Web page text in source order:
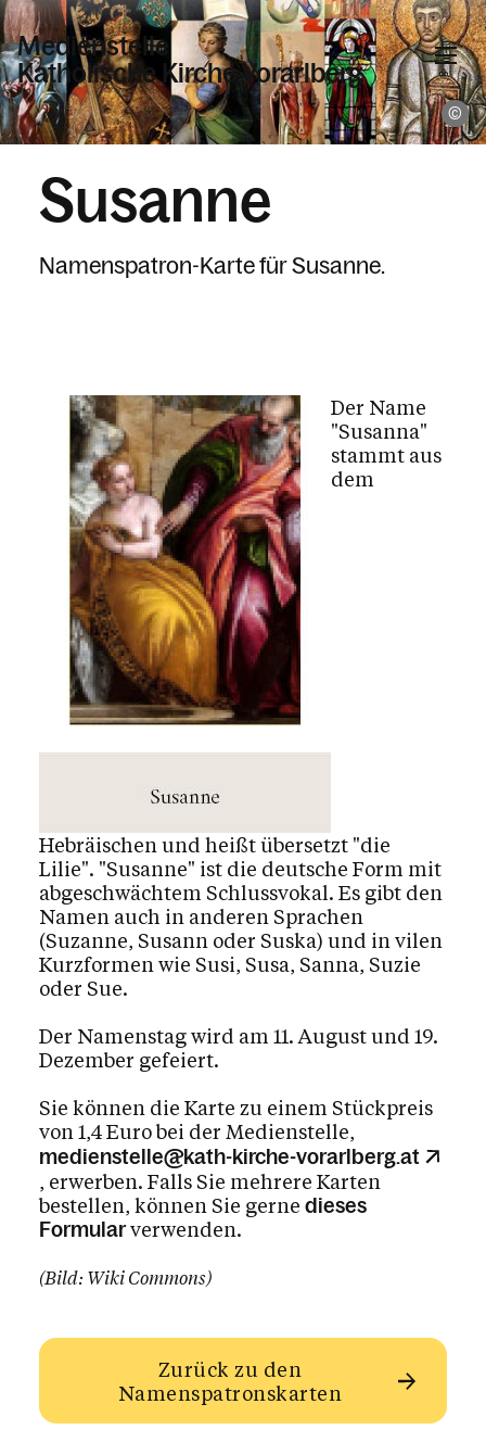
Medienstelle
Katholische Kirche Vorarlberg
Informationen
Wer wir sind
Zeitschriften
Mediensuche
Kalender
Personen
Susanne
Namenspatron-Karte für Susanne.
Der Name
"Susanna"
stammt aus
dem
Hebräischen und heißt übersetzt "die
Lilie". "Susanne" ist die deutsche Form mit
abgeschwächtem Schlussvokal. Es gibt den
Namen auch in anderen Sprachen
(Suzanne, Susann oder Suska) und in vilen
Kurzformen wie Susi, Susa, Sanna, Suzie
oder Sue.
Der Namenstag wird am 11. August und 19.
Dezember gefeiert.
Sie können die Karte zu einem Stückpreis
von 1,4 Euro bei der Medienstelle,
medienstelle@kath-kirche-vorarlberg.at
, erwerben. Falls Sie mehrere Karten
bestellen, können Sie gerne dieses
Formularverwenden.
(Bild: Wiki Commons)
Zurück zu den
Namenspatronskarten